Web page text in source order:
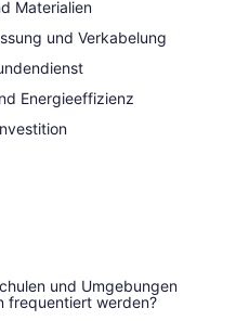
Materialien
und Verkabelung
Energieeffizienz
und Umgebungen
frequentiert werden?